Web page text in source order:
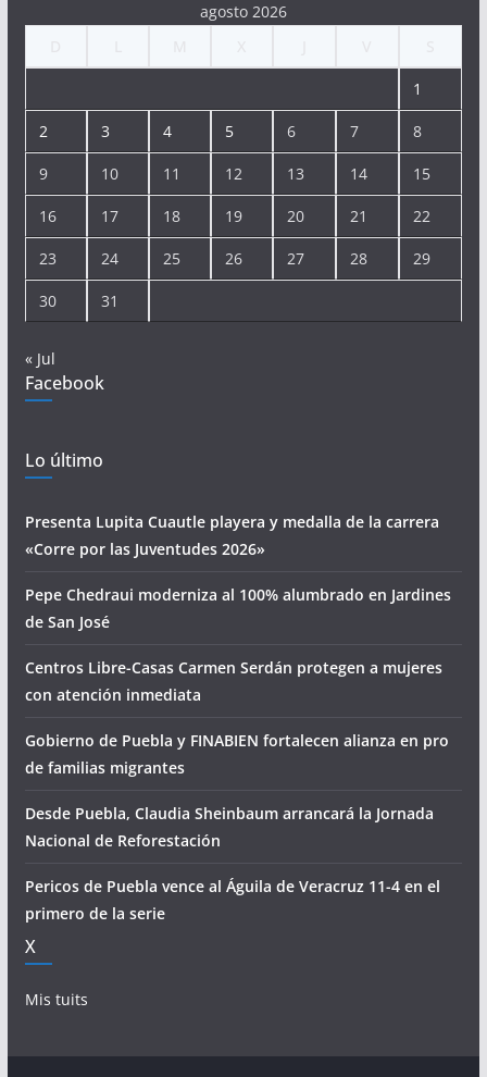
agosto 2026
1
2 3 4 5 6 7 8
9 10 11 12 13 14 15
16 17 18 19 20 21 22
23 24 25 26 27 28 29
30 31
« Jul
Facebook
Lo último
Presenta Lupita Cuautle playera y medalla de la carrera
«Corre por las Juventudes 2026»
Pepe Chedraui moderniza al 100% alumbrado en Jardines
de San José
Centros Libre-Casas Carmen Serdán protegen a mujeres
con atención inmediata
Gobierno de Puebla y FINABIEN fortalecen alianza en pro
de familias migrantes
Desde Puebla, Claudia Sheinbaum arrancará la Jornada
Nacional de Reforestación
Pericos de Puebla vence al Águila de Veracruz 11-4 en el
primero de la serie
X
Mis tuits